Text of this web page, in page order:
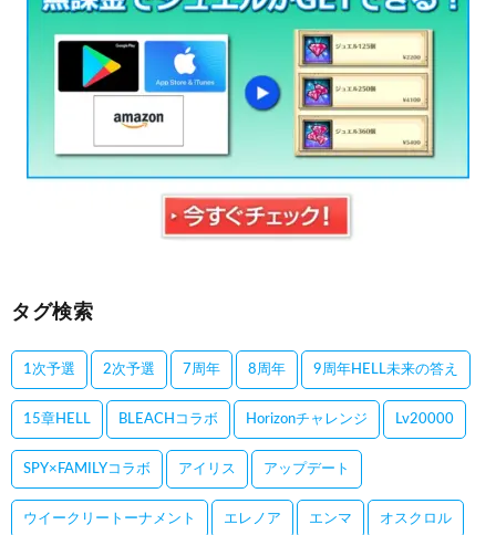
タグ検索
1次予選 2次予選 7周年 8周年 9周年HELL未来の答え
15章HELL BLEACHコラボ Horizonチャレンジ Lv20000
SPY×FAMILYコラボ アイリス アップデート
ウイークリートーナメント エレノア エンマ オスクロル